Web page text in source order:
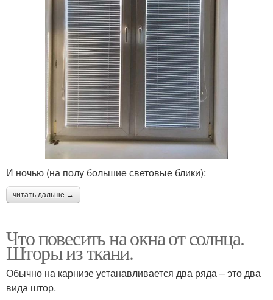
И ночью (на полу большие световые блики):
читать дальше →
Что повесить на окна от солнца.
Шторы из ткани.
Обычно на карнизе устанавливается два ряда – это два
вида штор.